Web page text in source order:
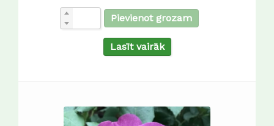
Pievienot grozam
Lasīt vairāk